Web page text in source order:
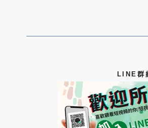
LINE群